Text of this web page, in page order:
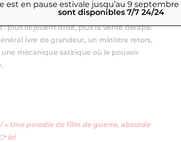
absurdité à bras‑le‑corps, en la traitant
plus ils jouent droit, plus la vérité dérape.
ivre de grandeur, un ministre retors,
mécanique satirique où le pouvoir
« Une parodie de film de guerre, absurde
ici
est en pause estivale jusqu’au 9 septembre
sont disponibles 7/7 24/24